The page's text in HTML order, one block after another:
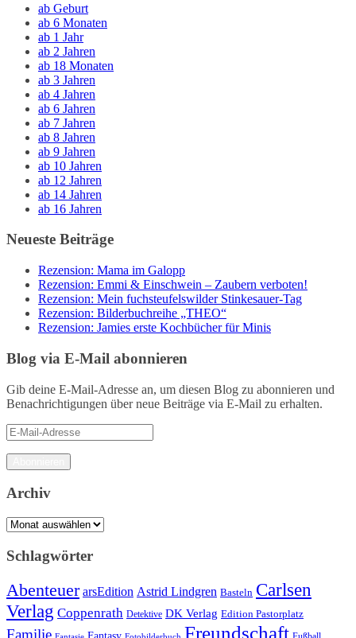
ab Geburt
ab 6 Monaten
ab 1 Jahr
ab 2 Jahren
ab 18 Monaten
ab 3 Jahren
ab 4 Jahren
ab 6 Jahren
ab 7 Jahren
ab 8 Jahren
ab 9 Jahren
ab 10 Jahren
ab 12 Jahren
ab 14 Jahren
ab 16 Jahren
Neueste Beiträge
Rezension: Mama im Galopp
Rezension: Emmi & Einschwein – Zaubern verboten!
Rezension: Mein fuchsteufelswilder Stinkesauer-Tag
Rezension: Bilderbuchreihe „THEO“
Rezension: Jamies erste Kochbücher für Minis
Blog via E-Mail abonnieren
Gib deine E-Mail-Adresse an, um diesen Blog zu abonnieren und
Benachrichtigungen über neue Beiträge via E-Mail zu erhalten.
E-
Mail-
Adresse
Archiv
Archiv
Schlagwörter
Abenteuer arsEdition Astrid Lindgren Basteln Carlsen
Verlag Coppenrath Detektive DK Verlag Edition Pastorplatz
Freundschaft